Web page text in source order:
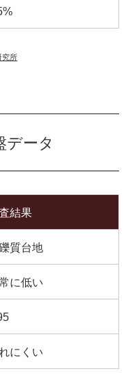
究所
データ
結果
質台地
に低い
にくい